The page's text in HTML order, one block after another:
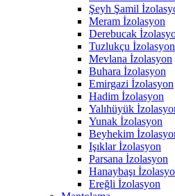
Şeyh Şamil
Meram İzolasyon
Derebucak
Tuzlukçu İzolasyon
Mevlana İzolasyon
Buhara İzolasyon
Emirgazi İzolasyon
Hadim İzolasyon
Yalıhüyük
Yunak İzolasyon
Beyhekim
Işıklar İzolasyon
Parsana İzolasyon
Hanaybaşı
Ereğli İzolasyon